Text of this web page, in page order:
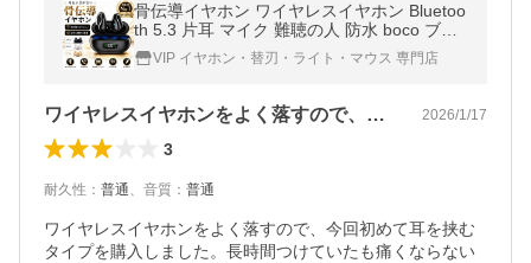
骨伝導イヤホン ワイヤレスイヤホン Bluetoo
th 5.3 片耳 マイク 難聴の人 防水 boco ブル
ートゥースイヤホン タッチ制御 左右分離型
大容量充電ケース付き
VIP イヤホン・替刃・ライト・マウス 専門店
ワイヤレスイヤホンをよく落すので、今回… 2026/1/17
3
耐久性 ： 普通、 音質 ： 普通
ワイヤレスイヤホンをよく落すので、今回初めて耳を挟む
タイプを購入しました。長時間つけていたも痛くならない